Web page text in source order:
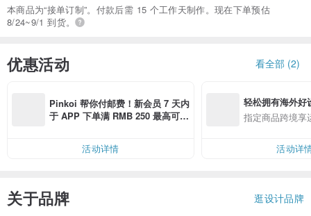
本商品为“接单订制”。付款后需 15 个工作天制作。现在下单预估
8/24~9/1 到货。
优惠活动 看全部 (2)
Pinkoi 帮你付邮费！新会员 7 天内
于 APP 下单满 RMB 250 最高可折
活动详情
轻松拥有海外好
指定商品跨境享
活动详
关于品牌 逛设计品牌